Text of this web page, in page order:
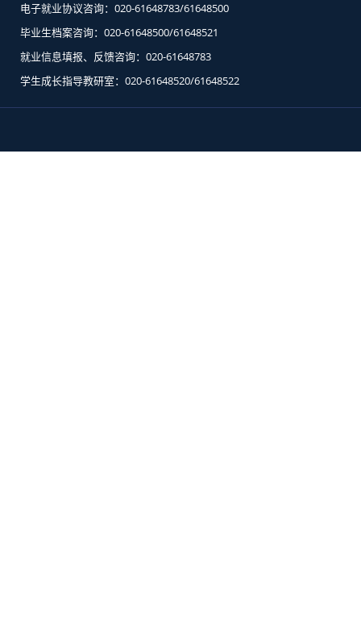
电子就业协议咨询：020-61648783/61648500
毕业生档案咨询：020-61648500/61648521
就业信息填报、反馈咨询：020-61648783
学生成长指导教研室：020-61648520/61648522